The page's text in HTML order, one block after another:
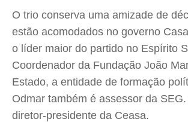
O trio conserva uma amizade de
estão acomodados no governo
o líder maior do partido no Espírito
Coordenador da Fundação João
Estado, a entidade de formação
Odmar também é assessor da
diretor-presidente da Ceasa.